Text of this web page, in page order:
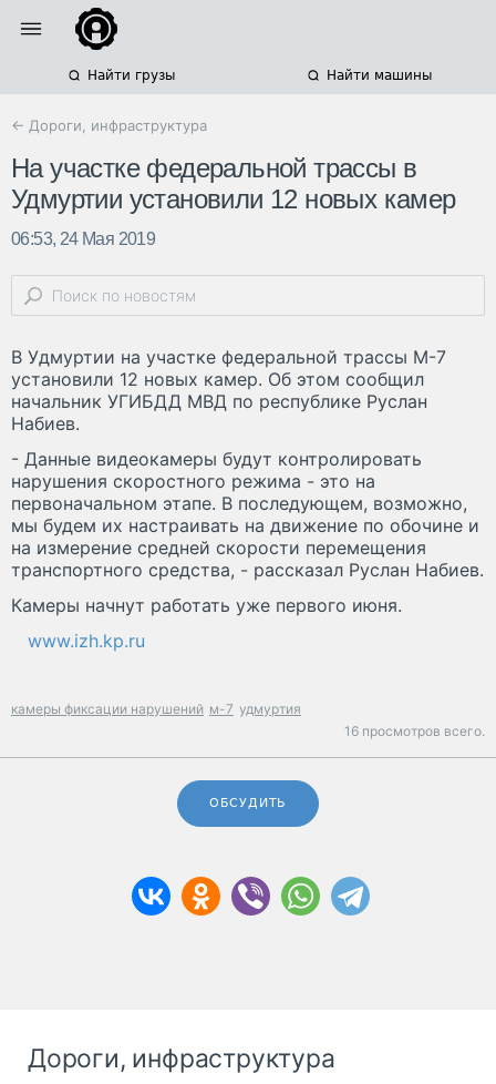
Найти грузы Найти машины
← Дороги, инфраструктура
На участке федеральной трассы в
Удмуртии установили 12 новых камер
06:53, 24 Мая 2019
В Удмуртии на участке федеральной трассы М-7
установили 12 новых камер. Об этом сообщил
начальник УГИБДД МВД по республике Руслан
Набиев.
- Данные видеокамеры будут контролировать
нарушения скоростного режима - это на
первоначальном этапе. В последующем, возможно,
мы будем их настраивать на движение по обочине и
на измерение средней скорости перемещения
транспортного средства, - рассказал Руслан Набиев.
Камеры начнут работать уже первого июня.
www.izh.kp.ru
камеры фиксации нарушений м-7 удмуртия
16 просмотров всего.
ОБСУДИТЬ
Дороги, инфраструктура